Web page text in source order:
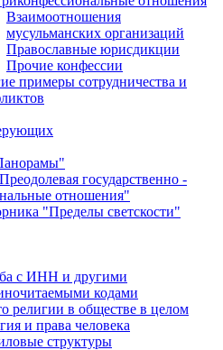
Взаимоотношения
мусульманских организаций
Православные юрисдикции
Прочие конфессии
примеры сотрудничества и
государственно -
отношения"
"Пределы светскости"
с ИНН и другими
кодами
религии в обществе в целом
и права человека
структуры